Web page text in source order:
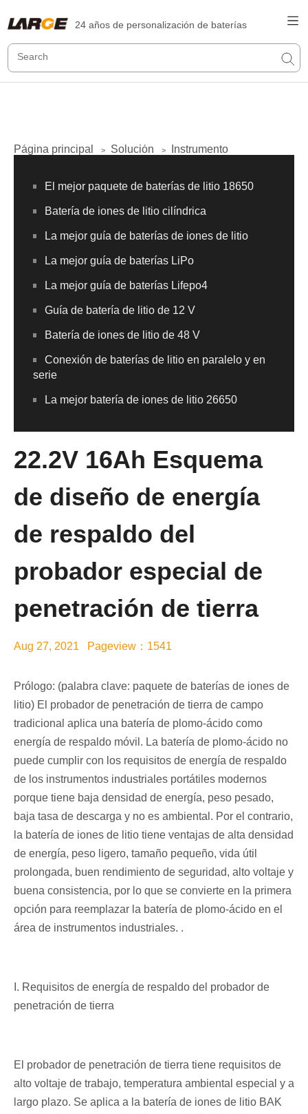
24 años de personalización de baterías
Página principal > Solución > Instrumento
El mejor paquete de baterías de litio 18650
Batería de iones de litio cilíndrica
La mejor guía de baterías de iones de litio
La mejor guía de baterías LiPo
La mejor guía de baterías Lifepo4
Guía de batería de litio de 12 V
Batería de iones de litio de 48 V
Conexión de baterías de litio en paralelo y en
serie
La mejor batería de iones de litio 26650
22.2V 16Ah Esquema
de diseño de energía
de respaldo del
probador especial de
penetración de tierra
Aug 27, 2021 Pageview：1541
Prólogo: (palabra clave: paquete de baterías de iones de
litio) El probador de penetración de tierra de campo
tradicional aplica una batería de plomo-ácido como
energía de respaldo móvil. La batería de plomo-ácido no
puede cumplir con los requisitos de energía de respaldo
de los instrumentos industriales portátiles modernos
porque tiene baja densidad de energía, peso pesado,
baja tasa de descarga y no es ambiental. Por el contrario,
la batería de iones de litio tiene ventajas de alta densidad
de energía, peso ligero, tamaño pequeño, vida útil
prolongada, buen rendimiento de seguridad, alto voltaje y
buena consistencia, por lo que se convierte en la primera
opción para reemplazar la batería de plomo-ácido en el
área de instrumentos industriales. .
I. Requisitos de energía de respaldo del probador de
penetración de tierra
El probador de penetración de tierra tiene requisitos de
alto voltaje de trabajo, temperatura ambiental especial y a
largo plazo. Se aplica a la batería de iones de litio BAK